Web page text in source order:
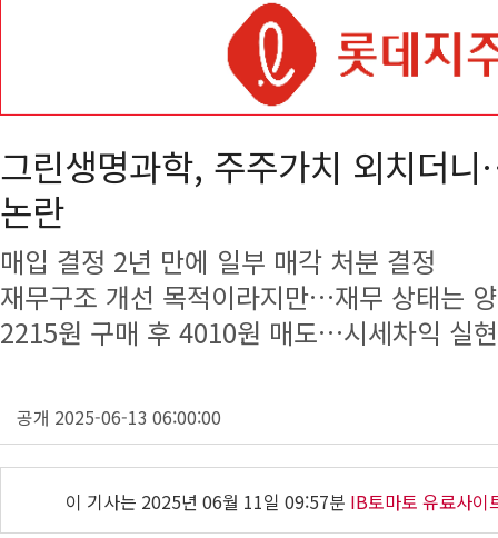
그린생명과학, 주주가치 외치더
논란
매입 결정 2년 만에 일부 매각 처분 결정
재무구조 개선 목적이라지만…재무 상태는
2215원 구매 후 4010원 매도…시세차익 실현
공개 2025-06-13 06:00:00
이 기사는 2025년 06월 11일 09:57분 IB토마토 유료사이